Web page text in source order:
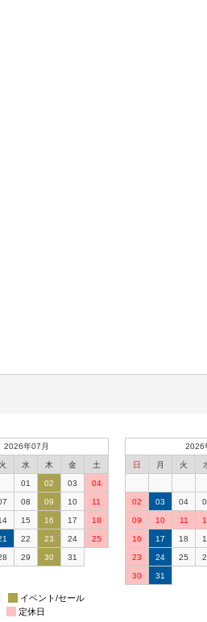
2026年07月
火 水 木 金 土
01 02 03 04
08 09 10 11
15 16 17 18
22 23 24 25
29 30 31
2026
日 月 火
02 03 04
09 10 11
16 17 18
23 24 25
30 31
イベント/セール
定休日